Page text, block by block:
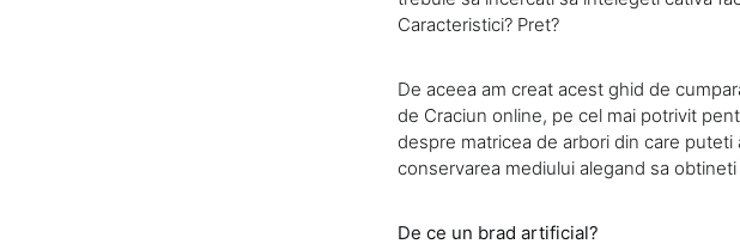
Caracteristici? Pret?
De aceea am creat acest ghid de
de Craciun online, pe cel mai potrivit
despre matricea de arbori din care
conservarea mediului alegand sa
De ce un brad artificial?